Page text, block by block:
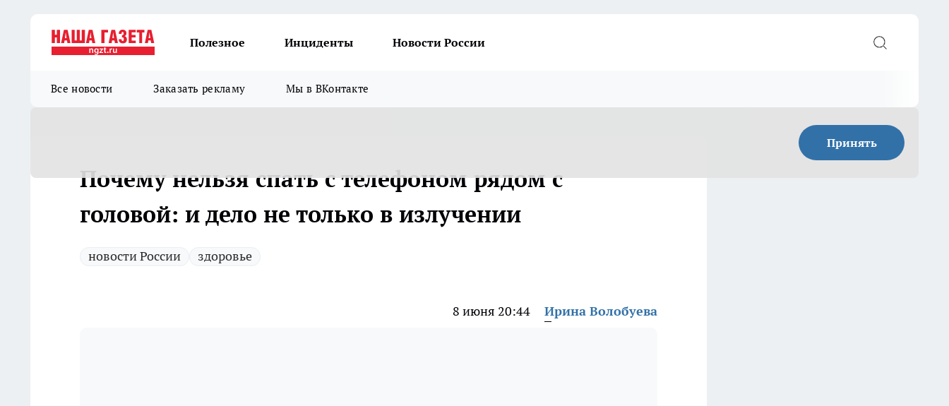
Полезное Инциденты Новости России
Все новости Заказать рекламу Мы в ВКонтакте
Принять
Почему нельзя спать с телефоном рядом с
головой: и дело не только в излучении
новости России здоровье
8 июня 20:44 Ирина Волобуева